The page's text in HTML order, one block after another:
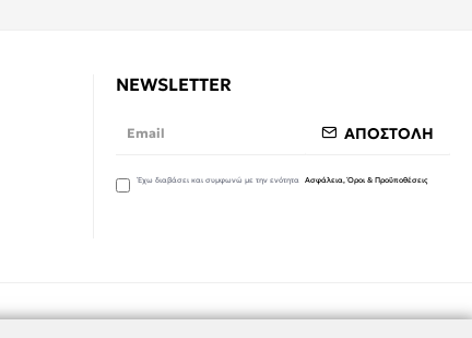
NEWSLETTER
ΑΠΟΣΤΟΛΗ
Έχω διαβάσει και συμφωνώ με την ενότητα Ασφάλεια, Όροι & Προϋποθέσεις